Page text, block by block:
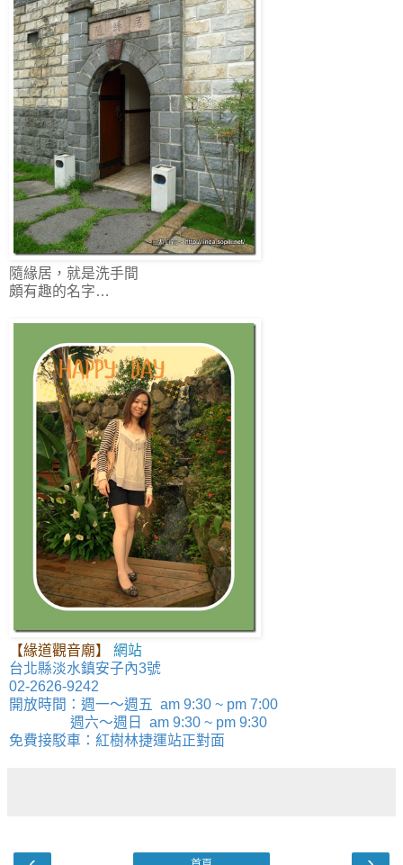
隨緣居，就是洗手間
頗有趣的名字…
【緣道觀音廟】
網站
台北縣淡水鎮安子內3號
02-2626-9242
開放時間：週一～週五 am 9:30 ~ pm 7:00
週六～週日 am 9:30 ~ pm 9:30
免費接駁車：紅樹林捷運站正對面